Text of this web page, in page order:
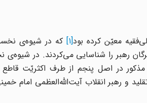
فقیه معیّن کرده بود[1] که در شیوهی
رهبر را شناسایی می‌کردند. در شیوهی
در اصل پنجم از طرف اکثریّت
و رهبر انقلاب آیتاللهالعظمی امام